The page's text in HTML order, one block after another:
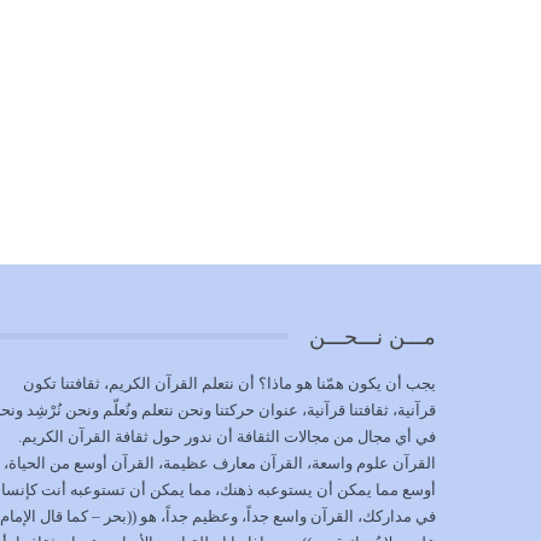
مـــن نـــحـــن
يجب أن يكون همّنا هو ماذا؟ أن نتعلم القرآن الكريم، ثقافتنا تكون
قرآنية، ثقافتنا قرآنية، عنوان حركتنا ونحن نتعلم ونُعلّم ونحن نُرْشِد
في أي مجال من مجالات الثقافة أن ندور حول ثقافة القرآن الكريم.
القرآن علوم واسعة، القرآن معارف عظيمة، القرآن أوسع من الحياة،
أوسع مما يمكن أن يستوعبه ذهنك، مما يمكن أن تستوعبه أنت
في مداركك، القرآن واسع جداً، وعظيم جداً، هو ((بحر – كما قال الإمام